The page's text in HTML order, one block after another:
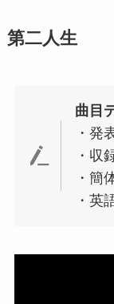
第二人生
曲目
・発
・収
・簡
・英